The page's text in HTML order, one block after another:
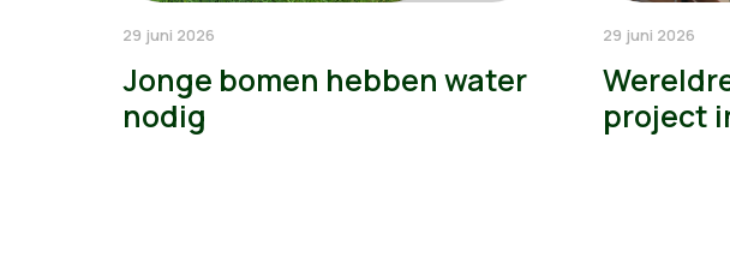
29 juni 2026
Jonge bomen hebben water
nodig
29 juni 2026
project